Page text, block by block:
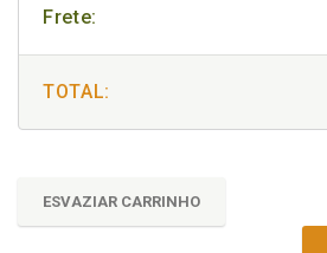
Frete:
TOTAL:
ESVAZIAR CARRINHO